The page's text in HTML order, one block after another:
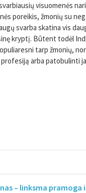
visuomenės
poreikis, žmonių su
svarba skatina vis
kryptį. Būtent todėl
tarp žmonių,
arba patobulinti
– linksma pramoga